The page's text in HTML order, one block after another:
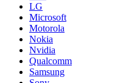
LG
Microsoft
Motorola
Nokia
Nvidia
Qualcomm
Samsung